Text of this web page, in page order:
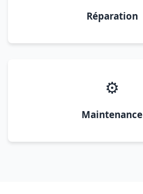
Réparation
⚙️
Maintenance